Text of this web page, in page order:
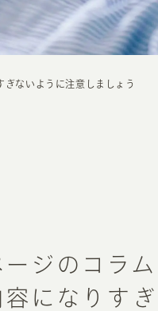
ないように注意しましょう
ージのコラ
容になりす